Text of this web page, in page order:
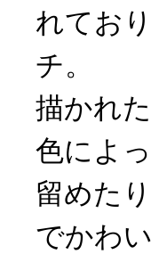
れてお
チ。
描かれ
色によ
留めた
でかわ